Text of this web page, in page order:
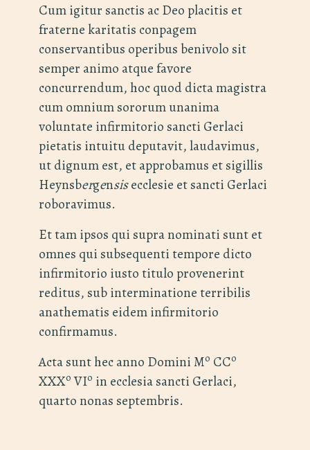
Cum igitur sanctis ac Deo placitis et
fraterne karitatis conpagem
conservantibus operibus benivolo sit
semper animo atque favore
concurrendum, hoc quod dicta magistra
cum omnium sororum unanima
voluntate infirmitorio sancti Gerlaci
pietatis intuitu deputavit, laudavimus,
ut dignum est, et approbamus et sigillis
Heynsbergensisecclesie et sancti Gerlaci
roboravimus.
Et tam ipsos qui supra nominati sunt et
omnes qui subsequenti tempore dicto
infirmitorio iusto titulo provenerint
reditus, sub interminatione terribilis
anathematis eidem infirmitorio
confirmamus.
Acta sunt hec anno Domini Mo CCo
XXXo VIo in ecclesia sancti Gerlaci,
quarto nonas septembris.